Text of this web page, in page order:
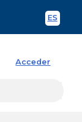
ES
Acceder